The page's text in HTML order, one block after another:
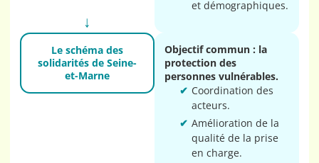
et démographiques.
Le schéma des
solidarités de Seine-
et-Marne
Objectif commun : la
protection des
personnes vulnérables.
Coordination des
acteurs.
Amélioration de la
qualité de la prise
en charge.